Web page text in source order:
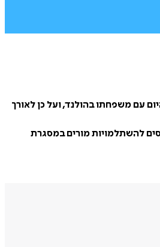
עם משפחתו בהולנד, ועל כן לאורך
להשתלמויות מורים במסגרת